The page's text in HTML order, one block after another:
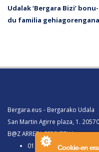
Cookie-en
Udalak ‘Bergara Bizi’
du familia
Bergara.eus - Bergarako Udala
San Martin Agirre plaza, 1.
B@Z ARRETA ZERBITZUA:
010, Bergaratik deituz